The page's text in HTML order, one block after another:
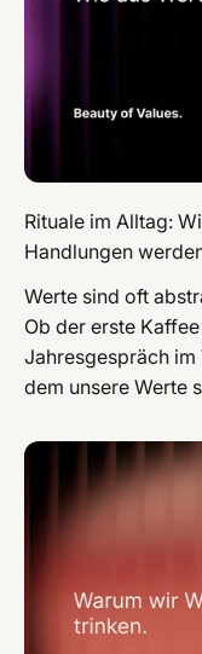
Rituale im Alltag:
Handlungen
Werte sind oft
Ob der erste
Jahresgespräch im
dem unsere Werte